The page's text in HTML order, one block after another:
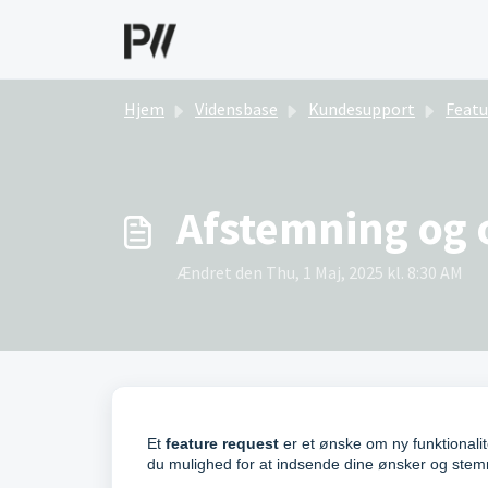
Hjem Vidensbase Kundesupport
Afstemning
Ændret den Thu, 1 Maj, 2025 kl. 8:30 AM
Et feature request er et ønske om ny
du mulighed for at indsende dine ønsker og